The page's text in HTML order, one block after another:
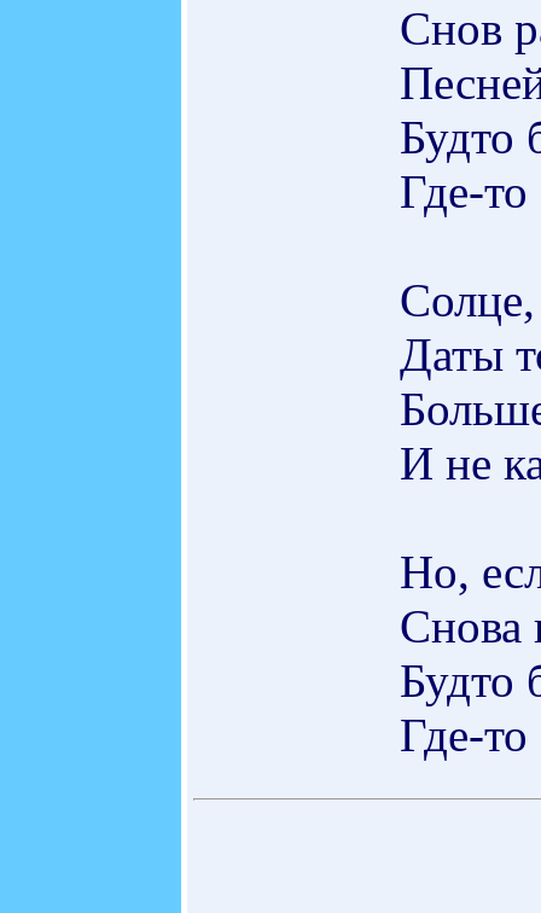
Снов
Будто
Где-
Даты
И не
Но,
Снова
Будто
Где-